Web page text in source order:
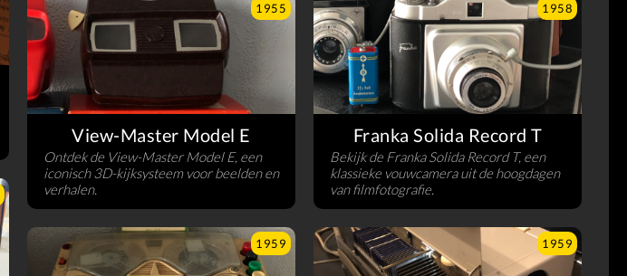
1955
View-Master Model E
Ontdek de View-Master Model E, een
iconisch 3D-kijksysteem voor beelden en
verhalen.
1958
Franka Solida Record T
Bekijk de Franka Solida Record T, een
klassieke vouwcamera uit de hoogdagen
van filmfotografie.
1959 1959